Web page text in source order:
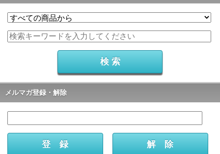
メルマガ登録・解除